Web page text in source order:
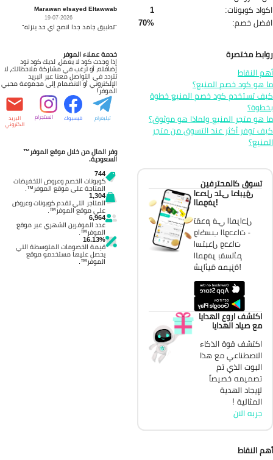
كوبونات:
خصم:
70%
مختصرة
النقاط
هو كود خصم المنيع؟
تستخدم كود خصم المنيع خطوة
هو متجر المنيع ولماذا هو موثوق؟
توفر أكثر عند التسوق من متجر
تسوق كالمحترفين
احصل على تطبيق
الموفر!
تقدم في المراحل
واكسب الوحدات -
استبدل وحدات
الموفر بقسائم
شرائية مميزة!
اكتشف اروع الهدايا
مع صياد الهدايا
اكتشف قوة الذكاء
الاصطناعي مع هذا
البوت الذي تم
تصميمه خصيصاً
لإيجاد الهدية
المثالية !
جربه الان
النقاط
Marawan elsayed Eltawwab
19-07-2026
"تطبيق جامد جدا انصح اي حد ينزله"
خدمة عملاء الموفر
إذا وجدت كود لا يعمل، لديك كود تود
إضافته، أو ترغب في مشاركة ملاحظاتك، لا
تتردد في التواصل معنا عبر البريد
الإلكتروني أو الانضمام إلى مجموعة محبي
الموفر!
تيليغرام فيسبوك انستجرام البريد
الكتروني
وفر المال من خلال موقع الموفر™
السعودية.
744
كوبونات الخصم وعروض التخفيضات
المتاحة على موقع الموفر™.
1,304
المتاجر التي تقدم كوبونات وعروض
على موقع الموفر™.
6,964
عدد الموفرين الشهري عبر موقع
الموفر™.
16.13%
قيمة الخصومات المتوسطة التي
يحصل عليها مستخدمو موقع
الموفر™.